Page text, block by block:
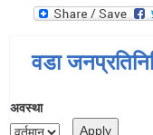
वडा
अवस्था